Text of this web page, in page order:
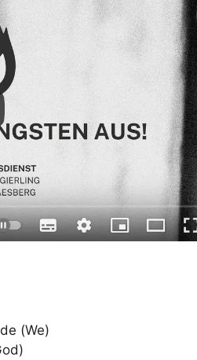
(We)